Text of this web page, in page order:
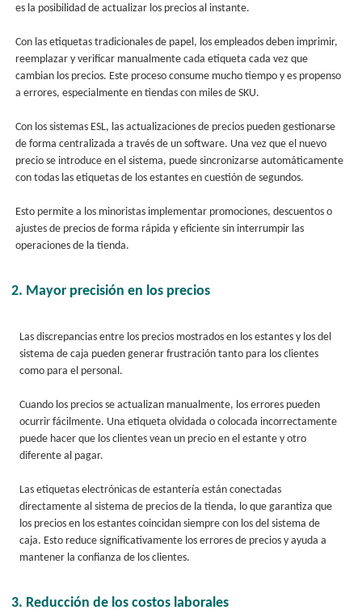
es la posibilidad de actualizar los precios al instante.
Con las etiquetas tradicionales de papel, los empleados deben imprimir,
reemplazar y verificar manualmente cada etiqueta cada vez que
cambian los precios. Este proceso consume mucho tiempo y es propenso
a errores, especialmente en tiendas con miles de SKU.
Con los sistemas ESL, las actualizaciones de precios pueden gestionarse
de forma centralizada a través de un software. Una vez que el nuevo
precio se introduce en el sistema, puede sincronizarse automáticamente
con todas las etiquetas de los estantes en cuestión de segundos.
Esto permite a los minoristas implementar promociones, descuentos o
ajustes de precios de forma rápida y eficiente sin interrumpir las
operaciones de la tienda.
2. Mayor precisión en los precios
Las discrepancias entre los precios mostrados en los estantes y los del
sistema de caja pueden generar frustración tanto para los clientes
como para el personal.
Cuando los precios se actualizan manualmente, los errores pueden
ocurrir fácilmente. Una etiqueta olvidada o colocada incorrectamente
puede hacer que los clientes vean un precio en el estante y otro
diferente al pagar.
Las etiquetas electrónicas de estantería están conectadas
directamente al sistema de precios de la tienda, lo que garantiza que
los precios en los estantes coincidan siempre con los del sistema de
caja. Esto reduce significativamente los errores de precios y ayuda a
mantener la confianza de los clientes.
3. Reducción de los costos laborales